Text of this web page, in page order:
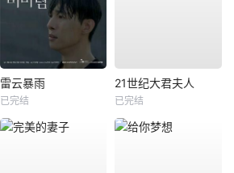
雷云暴雨
已完结
21世纪大君夫人
已完结